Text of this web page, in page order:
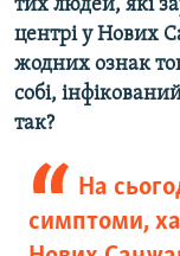
тих людей, які
центрі у Нових
жодних ознак
собі,
так?
На
симптоми,